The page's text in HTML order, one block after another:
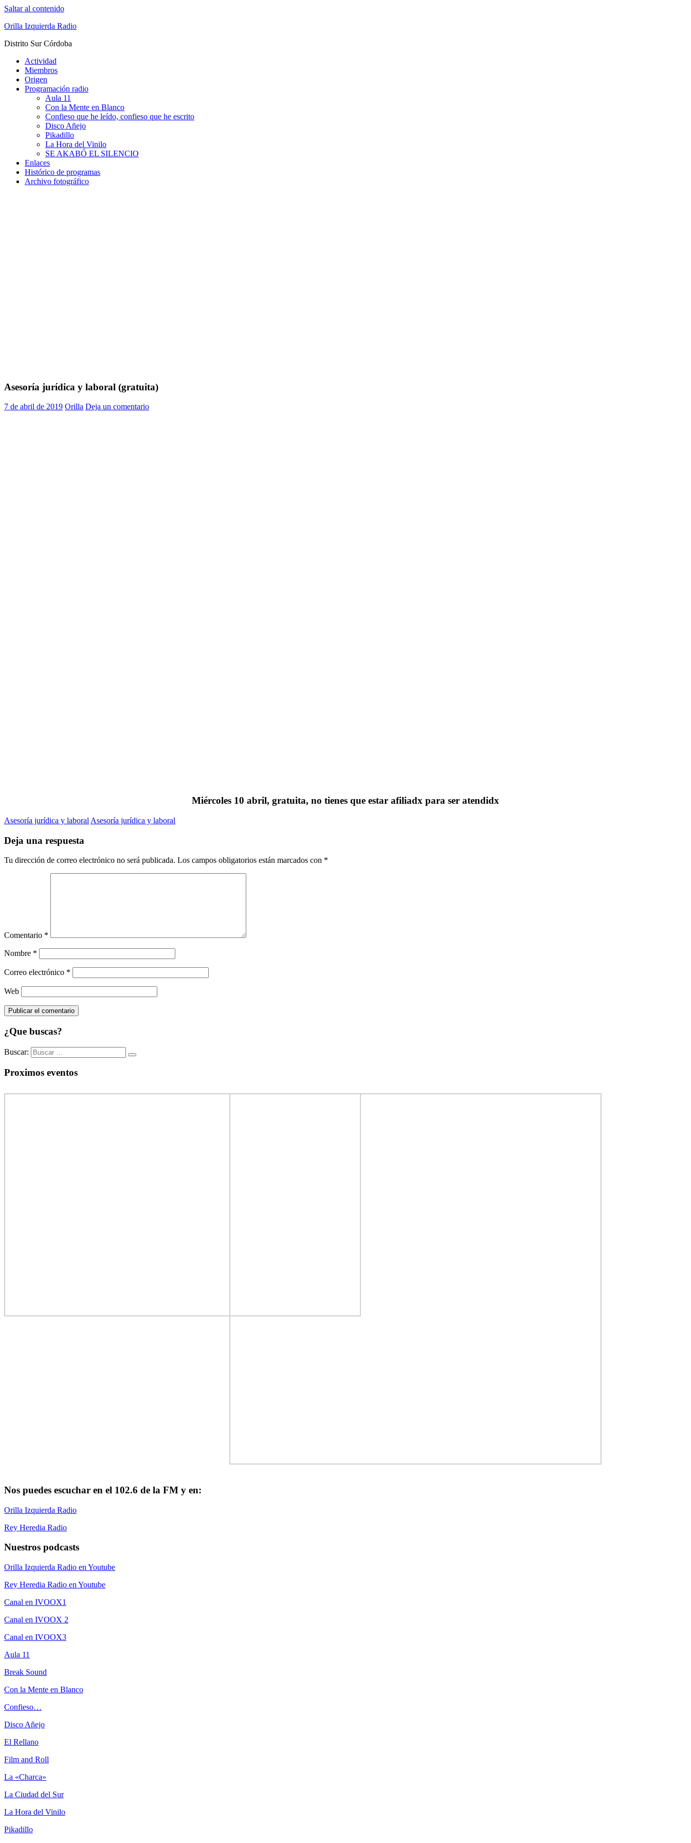
Saltar al contenido
Orilla Izquierda Radio
Distrito Sur Córdoba
Actividad
Miembros
Origen
Programación radio
Aula 11
Con la Mente en Blanco
Confieso que he leído, confieso que he escrito
Disco Añejo
Pikadillo
La Hora del Vinilo
SE AKABÓ EL SILENCIO
Enlaces
Histórico de programas
Archivo fotográfico
Asesoría jurídica y laboral (gratuita)
7 de abril de 2019 Orilla Deja un comentario
Miércoles 10 abril, gratuita, no tienes que estar afiliadx para ser atendidx
Asesoría jurídica y laboral Asesoría jurídica y laboral
Deja una respuesta
Tu dirección de correo electrónico no será publicada. Los campos obligatorios están marcados con *
Comentario *
Nombre *
Correo electrónico *
Web
¿Que buscas?
Buscar:
Proximos eventos
Nos puedes escuchar en el 102.6 de la FM y en:
Orilla Izquierda Radio
Rey Heredia Radio
Nuestros podcasts
Orilla Izquierda Radio en Youtube
Rey Heredia Radio en Youtube
Canal en IVOOX1
Canal en IVOOX 2
Canal en IVOOX3
Aula 11
Break Sound
Con la Mente en Blanco
Confieso…
Disco Añejo
El Rellano
Film and Roll
La «Charca»
La Ciudad del Sur
La Hora del Vinilo
Pikadillo